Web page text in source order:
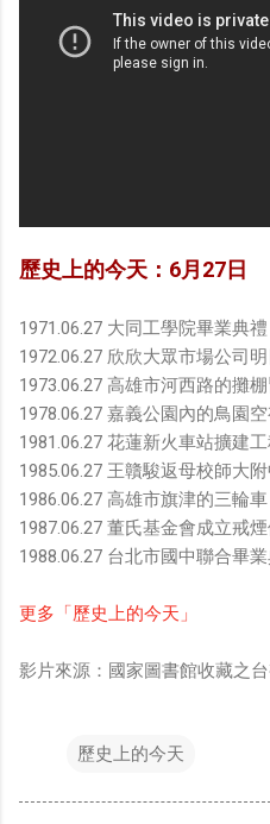
歷史上的今天：6月27日
1971.06.27 大同工學院畢業典
1972.06.27 欣欣大眾市場公司
1973.06.27 高雄市河西路的攤
1978.06.27 嘉義公園內的鳥園
1981.06.27 花蓮新火車站擴建
1985.06.27 王贛駿返母校師大附
1986.06.27 高雄市旗津的三輪車
1987.06.27 董氏基金會成立戒
1988.06.27 台北市國中聯合畢
更多「歷史上的今天」
影片來源：國家圖書館收藏之
歷史上的今天